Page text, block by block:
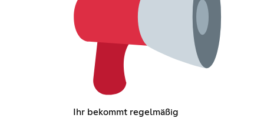
Ihr bekommt regelmäßig